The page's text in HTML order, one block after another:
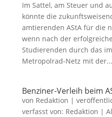
Im Sattel, am Steuer und
könnte die
amtierenden AStA für die
wenn nach der
Studierenden durch das
Metropolrad-Netz mit der...
Benziner-Verleih beim
von Redaktion |
verfasst von: Redaktion |